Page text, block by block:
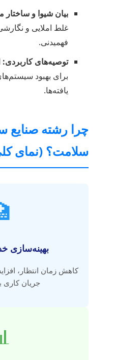
بیان شیوا و
غلط املایی و
فهمیدنی.
توصیه‌های کاربردی:
برای بهبود
یافته‌ها.
چرا رشته صنایع
سلامت؟ (نمای
بهینه‌سازی
کاهش زمان انتظار،
جریان کاری